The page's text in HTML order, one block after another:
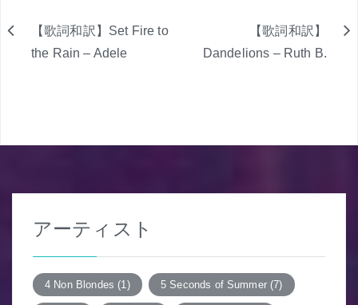
ビ
【歌詞和訳】Set Fire to
the Rain – Adele
【歌詞和訳】
Dandelions – Ruth B.
アーティスト
4 Non Blondes (1) 5 Seconds of Summer(7)